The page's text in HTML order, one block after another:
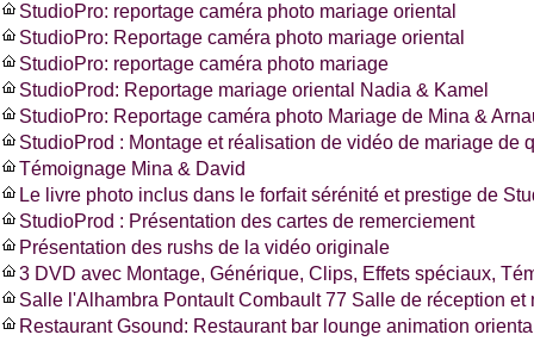
StudioPro: reportage caméra photo mariage oriental
StudioPro: Reportage caméra photo mariage oriental
StudioPro: reportage caméra photo mariage
StudioProd: Reportage mariage oriental Nadia & Kamel
StudioPro: Reportage caméra photo Mariage de Mina &
StudioProd : Montage et réalisation de vidéo de mariage de
Témoignage Mina & David
Le livre photo inclus dans le forfait sérénité et prestige de
StudioProd : Présentation des cartes de remerciement
Présentation des rushs de la vidéo originale
3 DVD avec Montage, Générique, Clips, Effets spéciaux,
Salle l'Alhambra Pontault Combault 77 Salle de réception et
Restaurant Gsound: Restaurant bar lounge animation